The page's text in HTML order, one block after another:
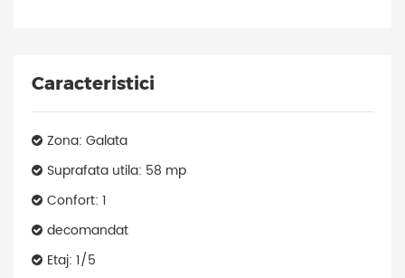
Caracteristici
Zona: Galata
Suprafata utila: 58 mp
Confort: 1
decomandat
Etaj: 1/5